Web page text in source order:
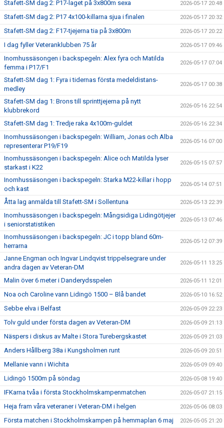
Stafett-SM dag 2: P17-laget på 3x800m sexa 2026-05-17 20:48
Stafett-SM dag 2: P17 4x100-killarna sjua i finalen 2026-05-17 20:32
Stafett-SM dag 2: F17-tjejerna tia på 3x800m 2026-05-17 20:22
I dag fyller Veteranklubben 75 år 2026-05-17 09:46
Inomhussäsongen i backspegeln: Alex fyra och Matilda
femma i P17/F1
2026-05-17 07:04
Stafett-SM dag 1: Fyra i tidernas första medeldistans-
medley
2026-05-17 00:38
Stafett-SM dag 1: Brons till sprinttjejerna på nytt
klubbrekord
2026-05-16 22:54
Stafett-SM dag 1: Tredje raka 4x100m-guldet 2026-05-16 22:34
Inomhussäsongen i backspegeln: William, Jonas och Alba
representerar P19/F19
2026-05-16 07:00
Inomhussäsongen i backspegeln: Alice och Matilda lyser
starkast i K22
2026-05-15 07:57
Inomhussäsongen i backspegeln: Starka M22-killar i hopp
och kast
2026-05-14 07:51
Åtta lag anmälda till Stafett-SM i Sollentuna 2026-05-13 22:39
Inomhussäsongen i backspegeln: Mångsidiga Lidingötjejer
i seniorstatistiken
2026-05-13 07:46
Inomhussäsongen i backspegeln: JC i topp bland 60m-
herrarna
2026-05-12 07:39
Janne Engman och Ingvar Lindqvist trippelsegrare under
andra dagen av Veteran-DM
2026-05-11 13:25
Malin över 6 meter i Danderydsspelen 2026-05-11 12:01
Noa och Caroline vann Lidingö 1500 – Blå bandet 2026-05-10 16:52
Sebbe elva i Belfast 2026-05-09 22:23
Tolv guld under första dagen av Veteran-DM 2026-05-09 21:13
Näspers i diskus av Malte i Stora Turebergskastet 2026-05-09 21:03
Anders Hållberg 38a i Kungsholmen runt 2026-05-09 20:51
Mellanie vann i Wichita 2026-05-09 09:40
Lidingö 1500m på söndag 2026-05-08 19:40
IFKarna tvåa i första Stockholmskampenmatchen 2026-05-07 21:15
Heja fram våra veteraner i Veteran-DM i helgen 2026-05-06 08:03
Första matchen i Stockholmskampen på hemmaplan 6 maj 2026-05-05 21:20